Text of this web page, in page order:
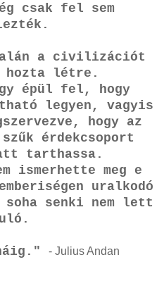
csak fel sem
a civilizációt
hozta létre.
épül fel, hogy
legyen, vagyis
hogy az
érdekcsoport
tarthassa.
ismerhette meg e
uralkodó
senki nem lett
- Julius Andan